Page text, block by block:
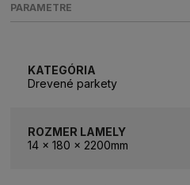
PARAMETRE
KATEGÓRIA
Drevené parkety
ROZMER LAMELY
14 x 180 x 2200mm